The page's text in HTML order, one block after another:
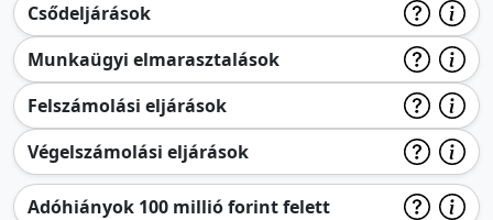
Csődeljárások
Munkaügyi elmarasztalások
Felszámolási eljárások
Végelszámolási eljárások
Adóhiányok 100 millió forint felett